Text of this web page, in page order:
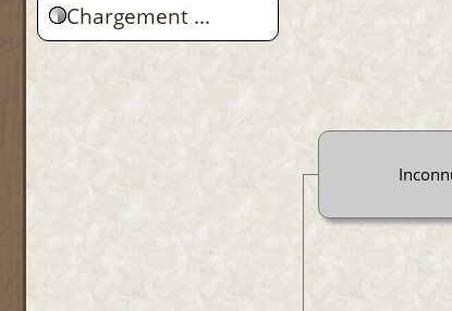
Chargement ...